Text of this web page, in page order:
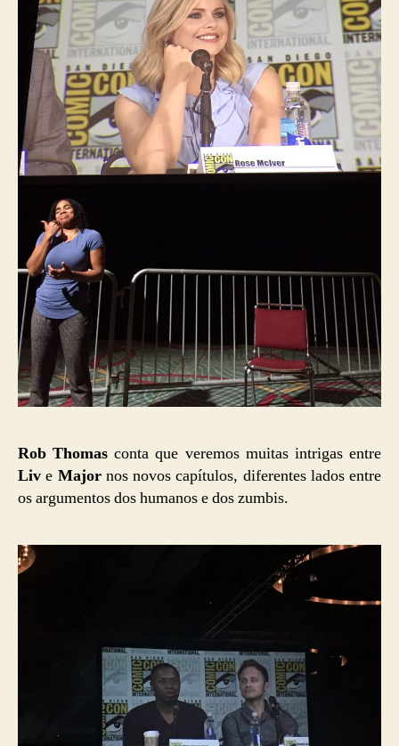
Rob Thomas conta que veremos muitas intrigas entre
Liv e Majornos novos capítulos, diferentes lados entre
os argumentos dos humanos e dos zumbis.